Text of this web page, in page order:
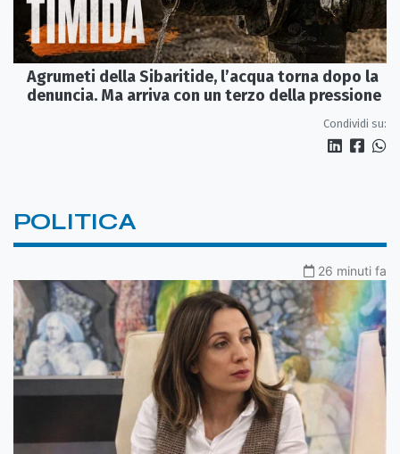
Agrumeti della Sibaritide, l’acqua torna dopo la
denuncia. Ma arriva con un terzo della pressione
Condividi su:
POLITICA
26 minuti fa